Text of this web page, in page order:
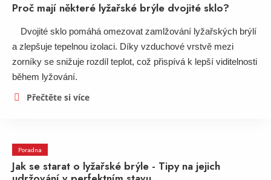
Proč mají některé lyžařské brýle dvojité sklo?
Dvojité sklo pomáhá omezovat zamlžování lyžařských brýlí
a zlepšuje tepelnou izolaci. Díky vzduchové vrstvě mezi
zorníky se snižuje rozdíl teplot, což přispívá k lepší viditelnosti
během lyžování.
Přečtěte si více
Poradna
Jak se starat o lyžařské brýle - Tipy na jejich